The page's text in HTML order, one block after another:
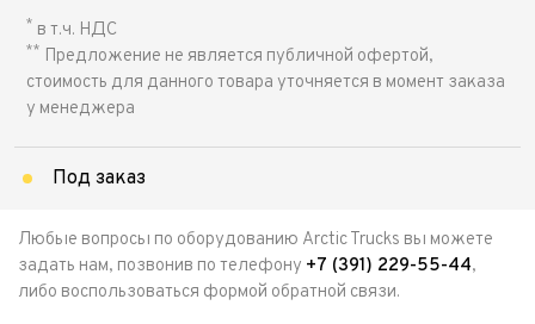
* в т.ч. НДС
** Предложение не является публичной офертой,
стоимость для данного товара уточняется в момент заказа
у менеджера
Под заказ
Любые вопросы по оборудованию Arctic Trucks вы можете
задать нам, позвонив по телефону +7 (391) 229-55-44,
либо воспользоваться формой обратной связи.